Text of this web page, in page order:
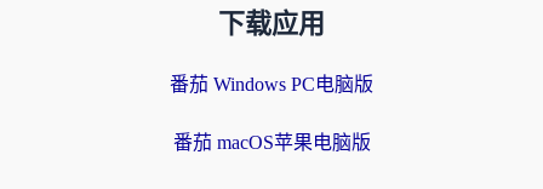
下载应用
番茄 Windows PC电脑版
番茄 macOS苹果电脑版